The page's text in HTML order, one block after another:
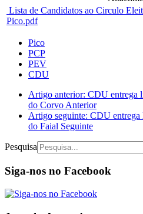
Lista de Candidatos ao Circulo
Pico.pdf
Pico
PCP
PEV
CDU
Artigo anterior: CDU entrega
do CorvoAnterior
Artigo seguinte: CDU
do Faial Seguinte
Pesquisa
Siga-nos no Facebook